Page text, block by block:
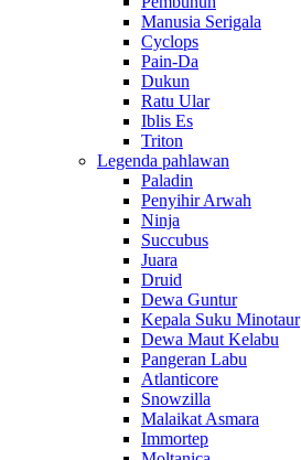
Manusia Serigala
Cyclops
Pain-Da
Dukun
Ratu Ular
Iblis Es
Triton
Legenda pahlawan
Paladin
Penyihir Arwah
Ninja
Succubus
Juara
Druid
Dewa Guntur
Kepala Suku Minotaur
Dewa Maut Kelabu
Pangeran Labu
Atlanticore
Snowzilla
Malaikat Asmara
Immortep